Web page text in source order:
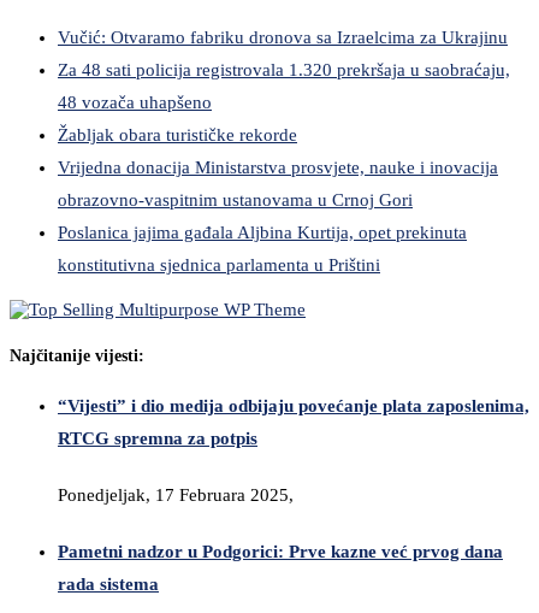
Vučić: Otvaramo fabriku dronova sa Izraelcima za Ukrajinu
Za 48 sati policija registrovala 1.320 prekršaja u saobraćaju,
48 vozača uhapšeno
Žabljak obara turističke rekorde
Vrijedna donacija Ministarstva prosvjete, nauke i inovacija
obrazovno-vaspitnim ustanovama u Crnoj Gori
Poslanica jajima gađala Aljbina Kurtija, opet prekinuta
konstitutivna sjednica parlamenta u Prištini
Najčitanije vijesti:
“Vijesti” i dio medija odbijaju povećanje plata zaposlenima,
RTCG spremna za potpis
Ponedjeljak, 17 Februara 2025,
Pametni nadzor u Podgorici: Prve kazne već prvog dana
rada sistema